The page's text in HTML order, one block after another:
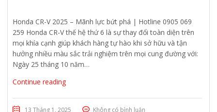
Honda CR-V 2025 – Mãnh lực bứt phá | Hotline 0905 069
259 Honda CR-V thế hệ thứ 6 là sự thay đổi toàn diện trên
mọi khía cạnh giúp khách hàng tự hào khi sở hữu và tận
hưởng nhiều màu sắc trải nghiệm trên mọi cung đường với:
Ngày 25 tháng 10 năm…
Continue reading
13 Tháng 1, 2025 Không có bình luận